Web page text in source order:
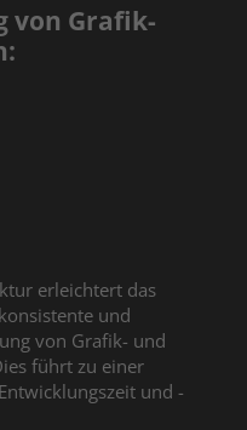
von Grafik-
erleichtert das
und
von Grafik- und
führt zu einer
und -